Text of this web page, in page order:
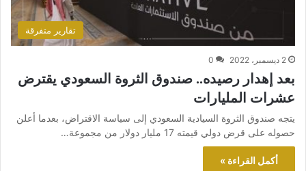
تقارير متفرقة
2 ديسمبر، 2022 0
بعد إهدار رصيده.. صندوق الثروة السعودي يقترض
عشرات المليارات
يتجه صندوق الثروة السيادية السعودي إلى سياسة الاقتراض، بعدما أعلن
حصوله على قرض دولي قيمته 17 مليار دولار من مجموعة…
أكمل القراءة »